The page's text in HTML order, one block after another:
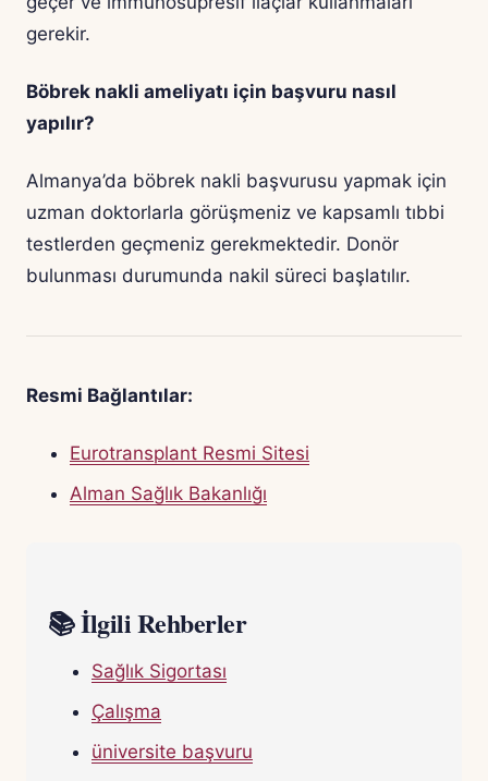
gerekir.
Böbrek nakli ameliyatı için başvuru nasıl
yapılır?
Almanya’da böbrek nakli başvurusu yapmak için
uzman doktorlarla görüşmeniz ve kapsamlı tıbbi
testlerden geçmeniz gerekmektedir. Donör
bulunması durumunda nakil süreci başlatılır.
Resmi Bağlantılar:
Eurotransplant Resmi Sitesi
Alman Sağlık Bakanlığı
📚 İlgili Rehberler
Sağlık Sigortası
Çalışma
üniversite başvuru